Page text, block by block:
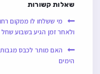
שאלות קשורות
מי ששלחו לו ממקום
ולאחר זמן הגיע בשבוע
האם מותר לכבס
הימים